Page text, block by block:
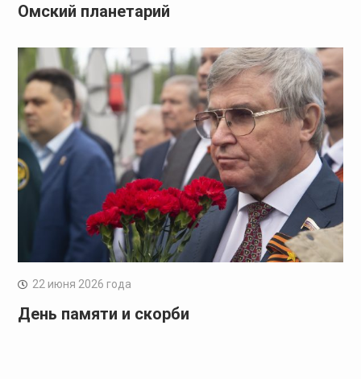
Омский планетарий
22 июня 2026 года
День памяти и скорби